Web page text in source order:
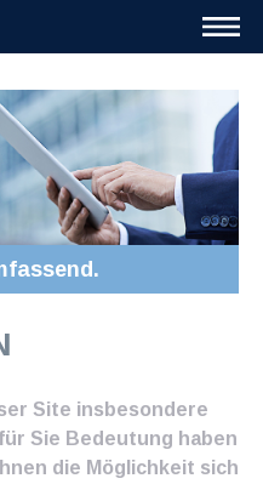
Site insbesondere
Sie Bedeutung haben
die Möglichkeit sich